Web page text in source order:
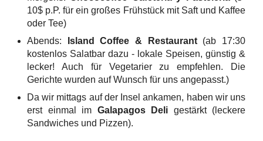
10$ p.P. für ein großes Frühstück mit Saft und Kaffee
oder Tee)
Abends:
Island Coffee & Restaurant(ab 17:30
kostenlos Salatbar dazu - lokale Speisen, günstig &
lecker! Auch für Vegetarier zu empfehlen. Die
Gerichte wurden auf Wunsch für uns angepasst.)
Da wir mittags auf der Insel ankamen, haben wir uns
erst einmal im Galapagos Deli gestärkt (leckere
Sandwiches und Pizzen).